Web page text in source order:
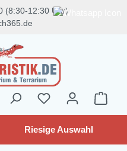
(8:30-12:30 Uhr)
Riesige Auswahl